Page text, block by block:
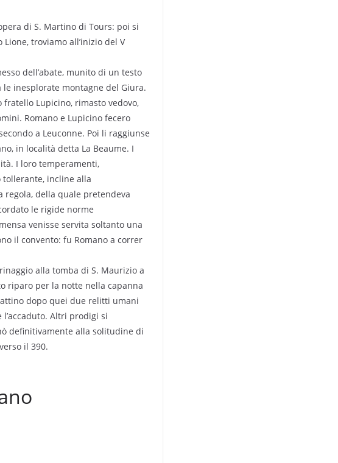
di S. Martino di Tours: poi si
troviamo all’inizio del V
dell’abate, munito di un testo
inesplorate montagne del Giura.
Lupicino, rimasto vedovo,
Romano e Lupicino fecero
a Leuconne. Poi li raggiunse
in località detta La Beaume. I
I loro temperamenti,
tollerante, incline alla
regola, della quale pretendeva
le rigide norme
venisse servita soltanto una
il convento: fu Romano a correr
alla tomba di S. Maurizio a
riparo per la notte nella capanna
dopo quei due relitti umani
Altri prodigi si
definitivamente alla solitudine di
il 390.